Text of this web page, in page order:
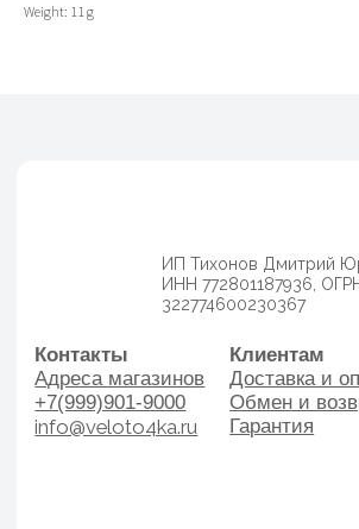
Weight: 11 g